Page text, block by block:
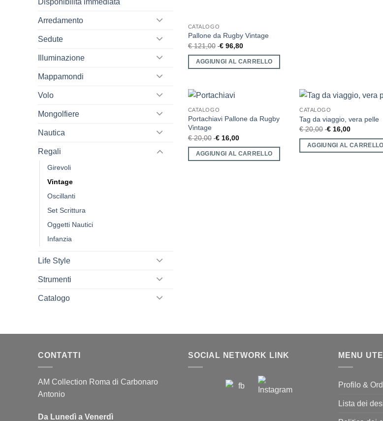
Arredamento
Sedute
Illuminazione
Mappamondi
Volo
Mongolfiere
Nautica
Regali
Girevoli
Vintage
Oscillanti
Set Scrittura
Oggetti Nautici
Infanzia
Life Style
Strumenti
Catalogo
CATALOGO
Pallone da Rugby Vintage
€121,00 € 96,80
AGGIUNGI AL CARRELLO
CATALOGO
Portachiavi Pallone da Rugby
Vintage
€20,00 € 16,00
AGGIUNGI AL CARRELLO
CATALOGO
Tag da viaggio, vera pelle
€20,00 € 16,00
AGGIUNGI AL CARRELLO
CONTATTI
AM Collection Roma di Carbonaro
Antonio
Da Lunedì a Venerdì
SOCIAL NETWORK LINK MENU
Profilo &
Lista dei